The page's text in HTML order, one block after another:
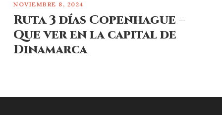
NOVIEMBRE 8, 2024
Ruta 3 días Copenhague –
Que ver en la capital de
Dinamarca